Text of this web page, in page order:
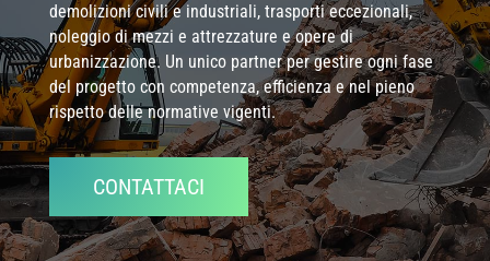
demolizioni civili e industriali, trasporti eccezionali,
noleggio di mezzi e attrezzature e opere di
urbanizzazione. Un unico partner per gestire ogni fase
del progetto con competenza, efficienza e nel pieno
rispetto delle normative vigenti.
CONTATTACI